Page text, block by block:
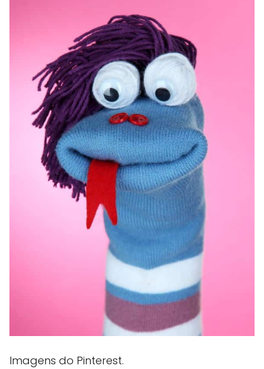
Imagens do Pinterest.